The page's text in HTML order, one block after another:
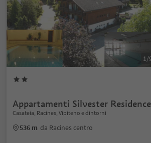
1/
Appartamenti Silvester Residence
Casateia, Racines, Vipiteno e dintorni
536 m da Racines centro